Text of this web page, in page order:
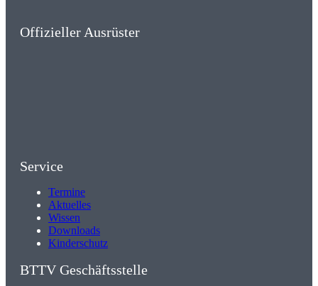
Offizieller Ausrüster
Service
Termine
Aktuelles
Wissen
Downloads
Kinderschutz
BTTV Geschäftsstelle